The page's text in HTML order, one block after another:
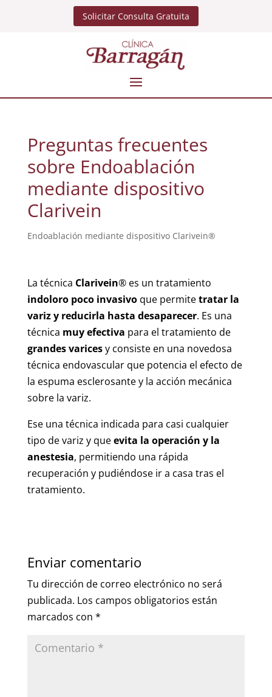
Solicitar Consulta Gratuita
Preguntas frecuentes
sobre Endoablación
mediante dispositivo
Clarivein
Endoablación mediante dispositivo Clarivein®
La técnica Clarivein® es un tratamiento
indoloro poco invasivoque permitetratar la
variz y reducirla hasta desaparecer. Es una
técnica muy efectiva para el tratamiento de
grandesvaricesy consiste en una novedosa
técnica endovascular que potencia el efecto de
la espuma esclerosante y la acción mecánica
sobre la variz.
Ese una técnica indicada para casi cualquier
tipo de variz y queevita la operación y la
anestesia, permitiendo una rápida
recuperación y pudiéndose ir a casa tras el
tratamiento.
Enviar comentario
Tu dirección de correo electrónico no será
publicada. Los campos obligatorios están
marcados con *